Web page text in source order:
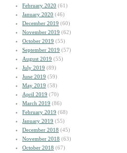
February 2020 (61)
January 2020 (46)
December 2019 (60)
November 2019 (62)
October 2019 (55)
September 2019 (57)
August 2019 (55)
July 2019 (89)
June 2019 (59)
May 2019 (58)
April 2019 (70)
March 2019 (86)
February 2019 (68)
January 2019 (55)
December 2018 (45)
November 2018 (63)
October 2018 (67)